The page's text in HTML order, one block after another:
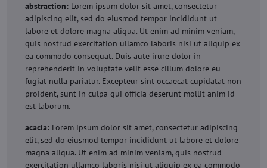
abstraction: Lorem ipsum dolor sit amet, consectetur
adipiscing elit, sed do eiusmod tempor incididunt ut
labore et dolore magna aliqua. Ut enim ad minim veniam,
quis nostrud exercitation ullamco laboris nisi ut aliquip ex
ea commodo consequat. Duis aute irure dolor in
reprehenderit in voluptate velit esse cillum dolore eu
fugiat nulla pariatur. Excepteur sint occaecat cupidatat non
proident, sunt in culpa qui officia deserunt mollit anim id
est laborum.
acacia: Lorem ipsum dolor sit amet, consectetur adipiscing
elit, sed do eiusmod tempor incididunt ut labore et dolore
magna aliqua. Ut enim ad minim veniam, quis nostrud
exercitation ullamco laboris nisi ut aliquip ex ea commodo